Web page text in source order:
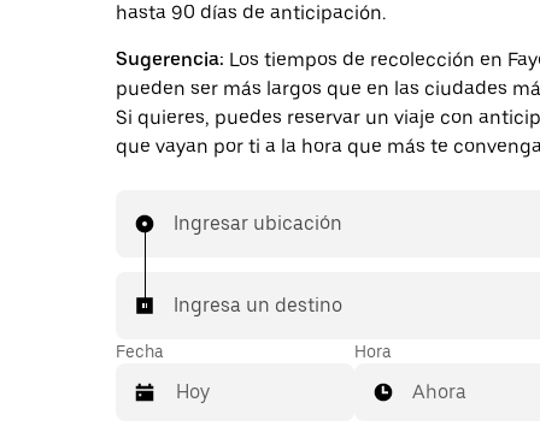
hasta 90 días de anticipación.
Sugerencia: Los tiempos de recolección en
pueden ser más largos que en las ciudades
Si quieres, puedes reservar un viaje con
que vayan por ti a la hora que más te
Ingresar ubicación
Ingresa un destino
Fecha Hora
Ahora